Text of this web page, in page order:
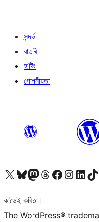
সন্দৰ্ভ
বাতৰি
হ’ষ্টিং
গোপনীয়তা
আমাৰ X (আগৰ Twitter) একাউণ্টলৈ যাওকআমাৰ Bluesky একাউণ্টলৈ যাওকআমাৰ Mastodon একাউণ্টলৈ যাওকআমাৰ Threads একাউণ্টলৈ যাওকআমাৰ Facebook পৃষ্ঠালৈ যাওকআমাৰ Instagram একাউণ্টলৈ যাওকআমাৰ LinkedIn একাউণ্টলৈ যাওক
আমাৰ TikTok
ক’ডেই কবিতা।
The WordPress®